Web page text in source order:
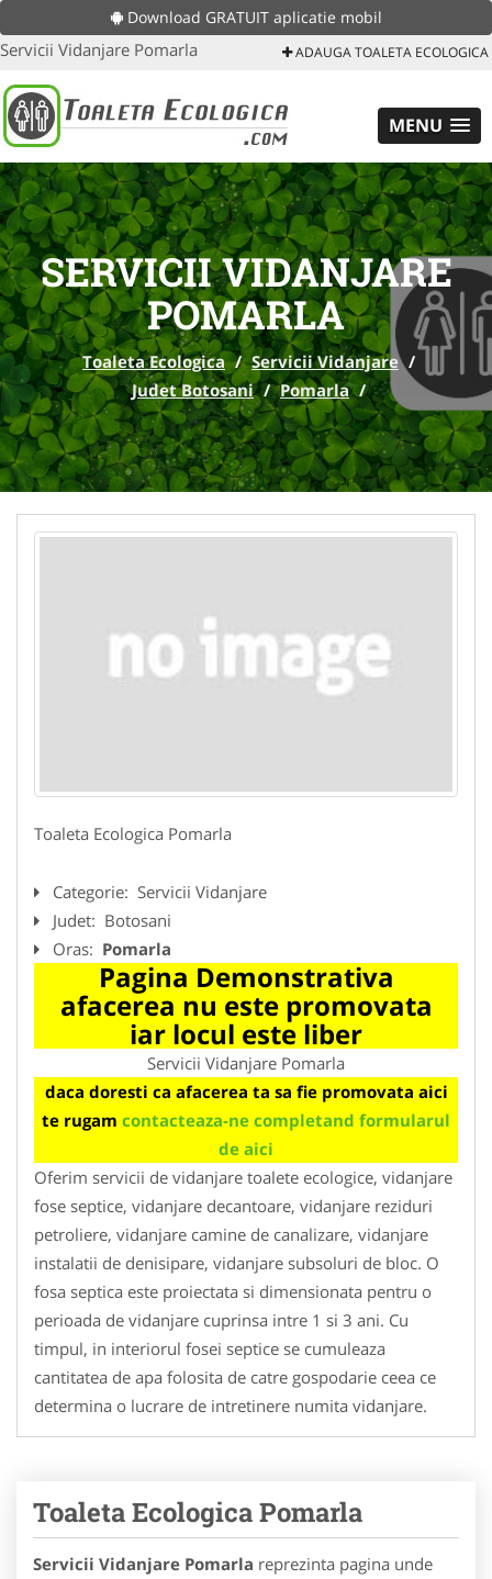
Download GRATUIT aplicatie mobil
Servicii Vidanjare Pomarla ADAUGA TOALETA ECOLOGICA
MENU
SERVICII VIDANJARE
POMARLA
Toaleta Ecologica / Servicii Vidanjare /
Judet Botosani / Pomarla /
Toaleta Ecologica Pomarla
Categorie: Servicii Vidanjare
Judet: Botosani
Oras: Pomarla
Pagina Demonstrativa
afacerea nu este promovata
iar locul este liber
Servicii Vidanjare Pomarla
daca doresti ca afacerea ta sa fie promovata aici
te rugam contacteaza-ne completand formularul
de aici
Oferim servicii de vidanjare toalete ecologice, vidanjare
fose septice, vidanjare decantoare, vidanjare reziduri
petroliere, vidanjare camine de canalizare, vidanjare
instalatii de denisipare, vidanjare subsoluri de bloc. O
fosa septica este proiectata si dimensionata pentru o
perioada de vidanjare cuprinsa intre 1 si 3 ani. Cu
timpul, in interiorul fosei septice se cumuleaza
cantitatea de apa folosita de catre gospodarie ceea ce
determina o lucrare de intretinere numita vidanjare.
Toaleta Ecologica Pomarla
Servicii Vidanjare Pomarla reprezinta pagina unde